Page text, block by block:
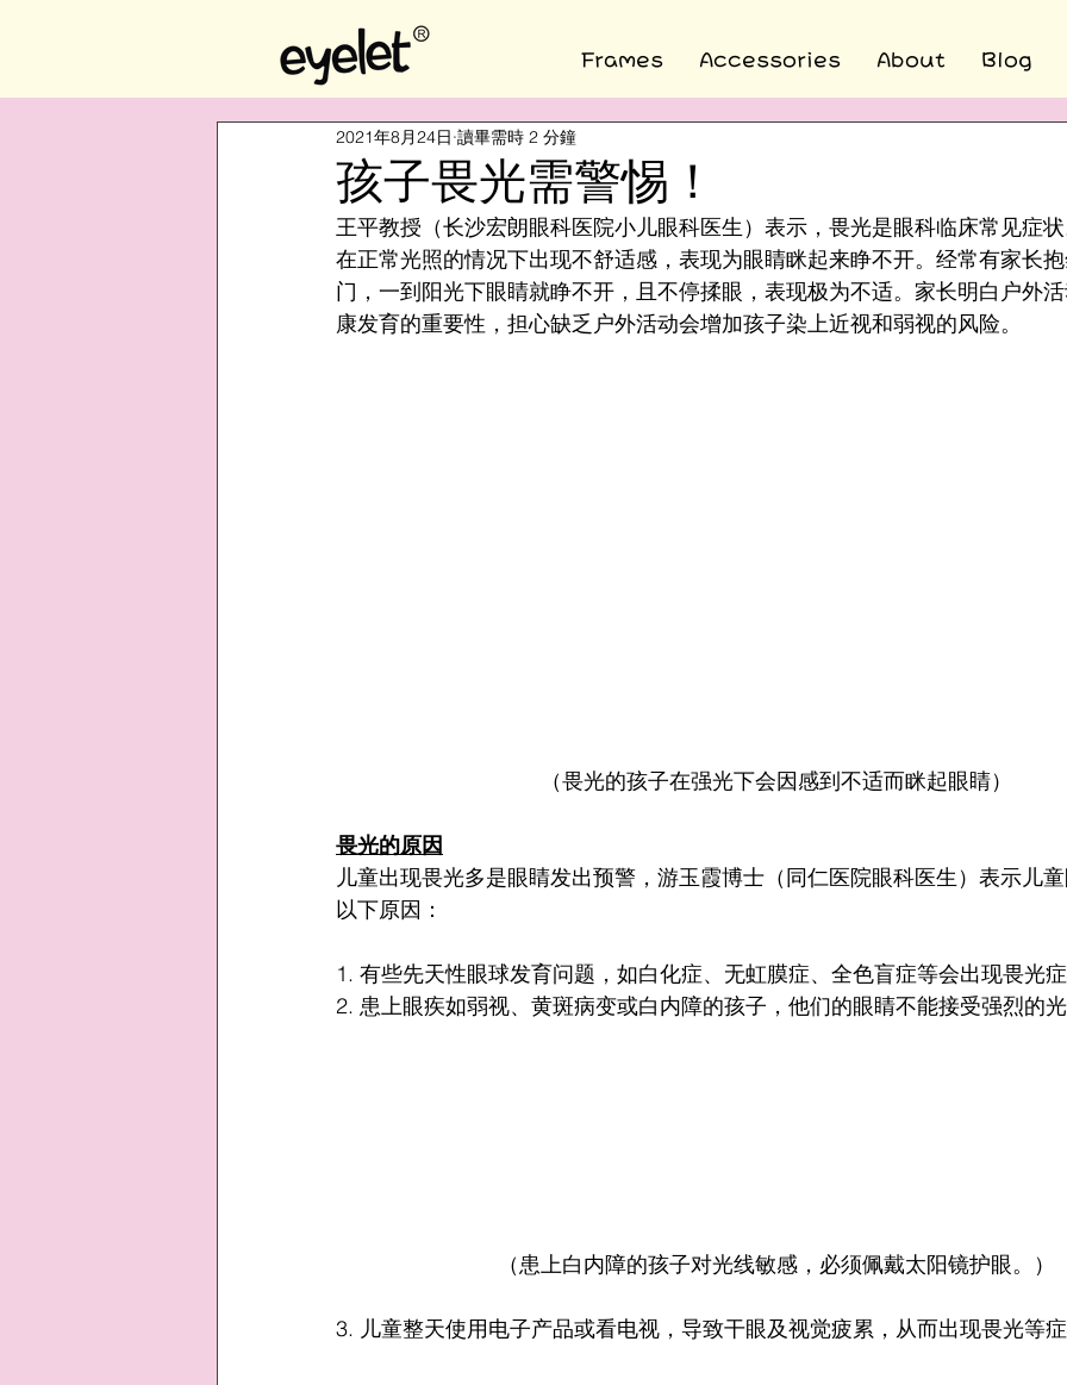
Frames Accessories About Blog
孩子畏光需警惕！
2021年8月24日 讀畢需時 2 分鐘
王平教授（长沙宏朗眼科医院小儿眼科医生）表示，畏光是眼科临床常见症
在正常光照的情况下出现不舒适感，表现为眼睛眯起来睁不开。经常有家长
门，一到阳光下眼睛就睁不开，且不停揉眼，表现极为不适。家长明白户外
康发育的重要性，担心缺乏户外活动会增加孩子染上近视和弱视的风险。
（畏光的孩子在强光下会因感到不适而眯起眼睛）
畏光的原因
儿童出现畏光多是眼睛发出预警，游玉霞博士（同仁医院眼科医生）表示儿
以下原因：
1. 有些先天性眼球发育问题，如白化症、无虹膜症、全色盲症等会出现畏光
2. 患上眼疾如弱视、黄斑病变或白内障的孩子，他们的眼睛不能接受强烈的
（患上白内障的孩子对光线敏感，必须佩戴太阳镜护眼。）
3. 儿童整天使用电子产品或看电视，导致干眼及视觉疲累，从而出现畏光等